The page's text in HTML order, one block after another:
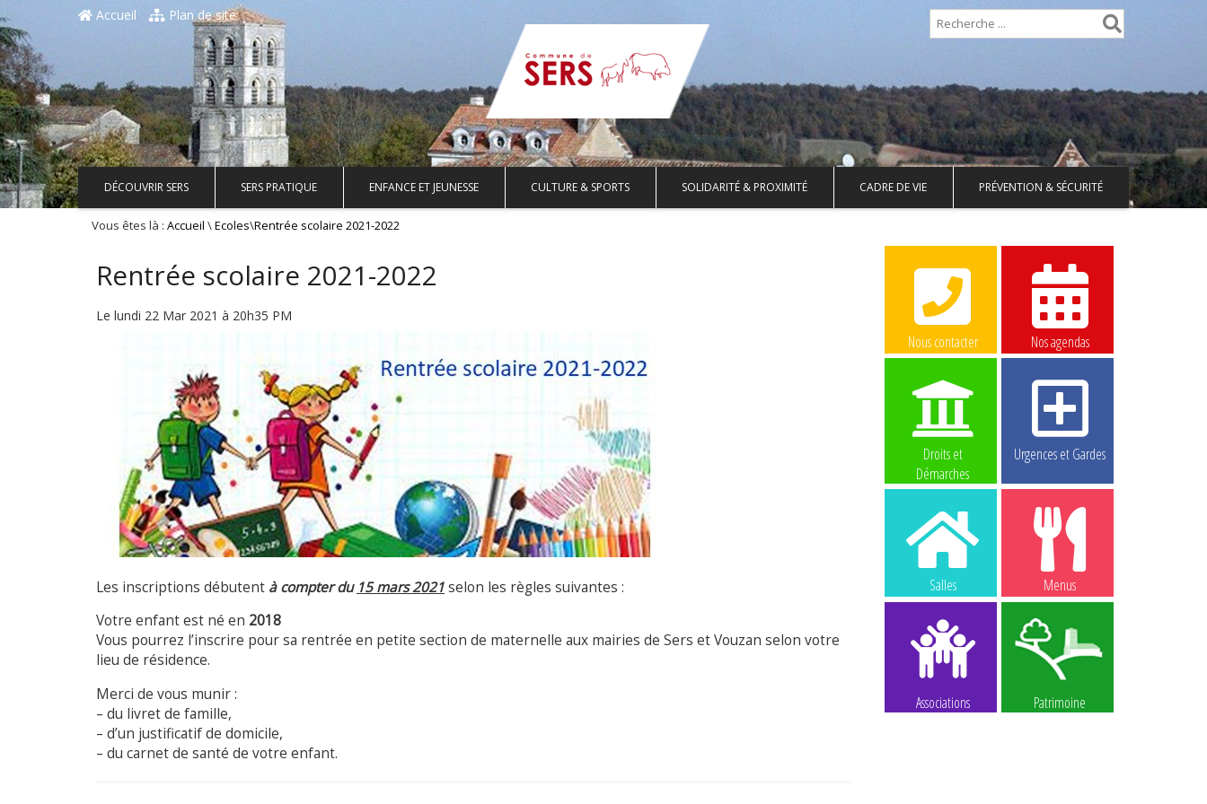
Accueil Plan de site
DÉCOUVRIR SERS SERS PRATIQUE ENFANCE ET JEUNESSE CULTURE & SPORTS SOLIDARITÉ & PROXIMITÉ CADRE DE VIE PRÉVENTION & SÉCURITÉ
Vous êtes là : Accueil \Ecoles\Rentrée scolaire 2021-2022
Rentrée scolaire 2021-2022
Le lundi 22 Mar 2021 à 20h35 PM
Les inscriptions débutent à compter du 15 mars 2021selon les règles suivantes :
Votre enfant est né en 2018
Vous pourrez l’inscrire pour sa rentrée en petite section de maternelle aux mairies de Sers et Vouzan selon votre
lieu de résidence.
Merci de vous munir :
– du livret de famille,
– d’un justificatif de domicile,
– du carnet de santé de votre enfant.
Nous contacter Nos agendas
Droits et
Démarches
Urgences et Gardes
Salles Menus
Associations Patrimoine